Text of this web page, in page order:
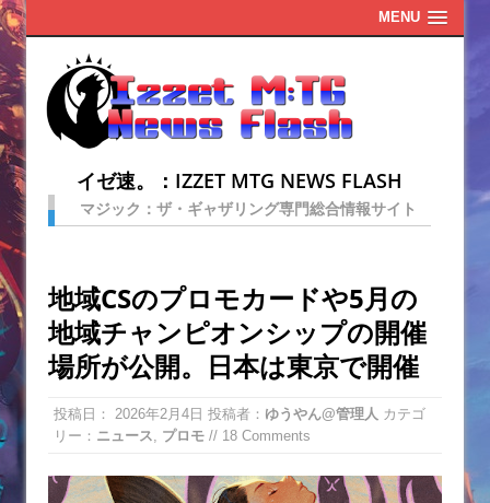
MENU
イゼ速。：IZZET MTG NEWS FLASH
マジック：ザ・ギャザリング専門総合情報サイト
地域CSのプロモカードや5月の
地域チャンピオンシップの開催
場所が公開。日本は東京で開催
投稿日： 2026年2月4日 投稿者： ゆうやん@管理人 カテゴ
リー： ニュース プロモ // 18 Comments